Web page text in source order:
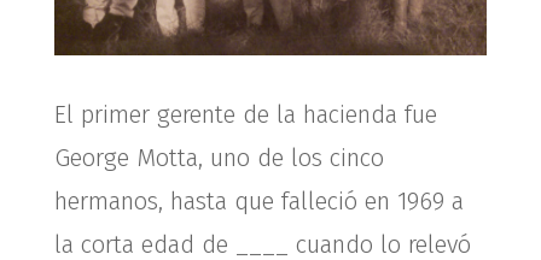
El primer gerente de la hacienda fue
George Motta, uno de los cinco
hermanos, hasta que falleció en 1969 a
la corta edad de ____ cuando lo relevó